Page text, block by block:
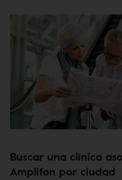
Buscar una clínica
Amplifon por ciudad